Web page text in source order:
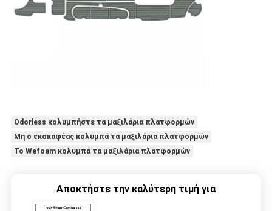
Odorless κολυμπήστε τα μαξιλάρια πλατφορμών
Μη ο εκσκαφέας κολυμπά τα μαξιλάρια πλατφορμών
Το Wefoam κολυμπά τα μαξιλάρια πλατφορμών
Αποκτήστε την καλύτερη τιμή για